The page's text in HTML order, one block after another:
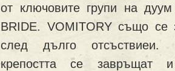
от ключовите групи на
BRIDE. VOMITORY също се
след дълго
крепостта се завръщат и